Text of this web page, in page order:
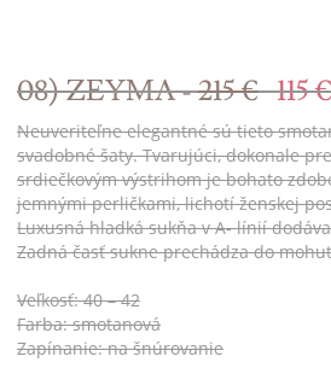
08) ZEYMA -215 € 115 €
Neuveriteľne elegantné sú tieto
svadobné šaty. Tvarujúci, dokonale
srdiečkovým výstrihom je bohato
jemnými perličkami, lichotí ženskej
Luxusná hladká sukňa v A- línií
Zadná časť sukne prechádza do
Veľkosť: 40 – 42
Farba: smotanová
Zapínanie: na šnúrovanie